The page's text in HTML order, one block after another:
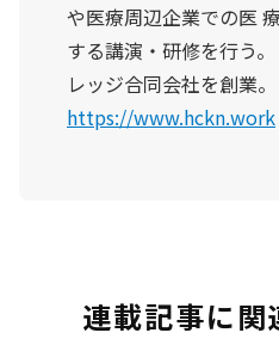
や医療周辺企業での医
する講演・研修を行う
レッジ合同会社を創業。
https://www.hckn.work
連載記事に関